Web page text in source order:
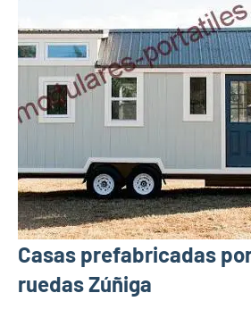
Casas prefabricadas
ruedas Zúñiga